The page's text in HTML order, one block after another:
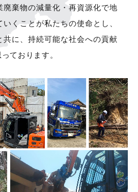
廃棄物の減量化・再資源化で地
くことが私たちの使命とし、
共に、持続可能な社会への貢献
ております。